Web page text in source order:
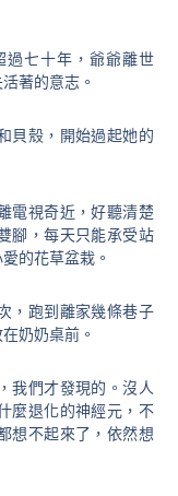
過七十年，爺爺離世
著的意志。
貝殼，開始過起她的
電視奇近，好聽清楚
腳，每天只能承受站
的花草盆栽。
，跑到離家幾條巷子
奶奶桌前。
我們才發現的。沒人
麼退化的神經元，不
想不起來了，依然想